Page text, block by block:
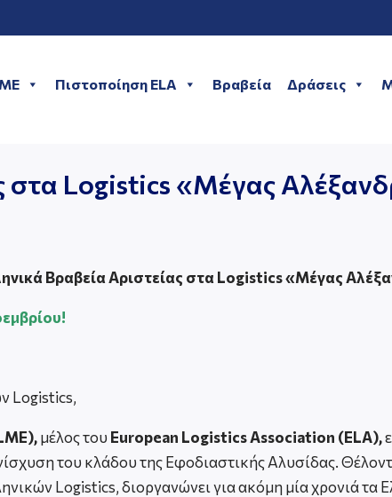
Πιστοποίηση ELA Βραβεία Δράσεις
στα Logistics «Μέγας
Βραβεία Αριστείας στα Logistics «Μέγας
Logistics,
),μέλος του European LogisticsAssociation (ELA),
του κλάδου της Εφοδιαστικής Αλυσίδας.
Logistics, διοργανώνει για ακόμη μία χρονιά τα